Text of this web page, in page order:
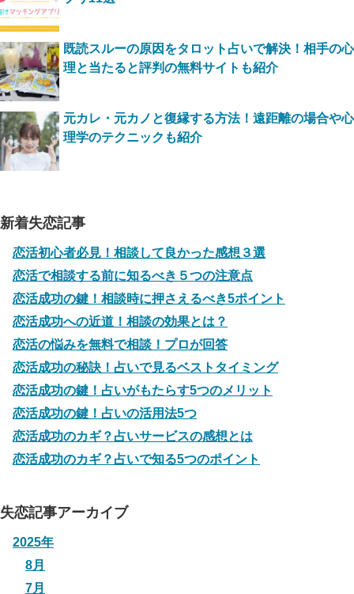
既読スルーの原因をタロット占いで解決！相手の心
理と当たると評判の無料サイトも紹介
元カレ・元カノと復縁する方法！遠距離の場合や心
理学のテクニックも紹介
新着失恋記事
恋活初心者必見！相談して良かった感想３選
恋活で相談する前に知るべき５つの注意点
恋活成功の鍵！相談時に押さえるべき5ポイント
恋活成功への近道！相談の効果とは？
恋活の悩みを無料で相談！プロが回答
恋活成功の秘訣！占いで見るベストタイミング
恋活成功の鍵！占いがもたらす5つのメリット
恋活成功の鍵！占いの活用法5つ
恋活成功のカギ？占いサービスの感想とは
恋活成功のカギ？占いで知る5つのポイント
失恋記事アーカイブ
2025年
8月
7月